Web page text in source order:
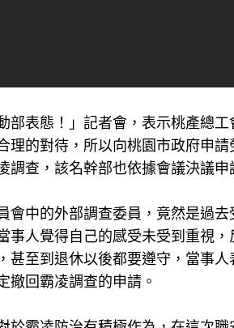
部表態！」記者會，表示桃產總工
理的對待，所以向桃園市政府申請
查，該名幹部也依據會議決議申
會中的外部調查委員，竟然是過去
事人覺得自己的感受未受到重視，
甚至到退休以後都要遵守，當事人
撤回霸凌調查的申請。